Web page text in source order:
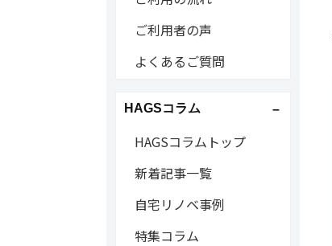
ご利用者の声
よくあるご質問
HAGSコラム
HAGSコラムトップ
新着記事一覧
自宅リノベ事例
特集コラム